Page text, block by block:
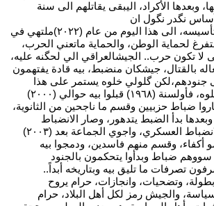
وبعدها الأكراد، اليبقى يقاتلهم الى سنة
الجيش العراقي من تأسيسه، الى هذا اليوم من عام (٢٠٢٢)ملتهي في
لحماية الوطن، والحماية ماتعني الحرب،
لا تكون حرب.. الجيشالعراقي الي لحگنه عليه،
بالقتال، جيشكان منضبط، بيه قادة يفتهمون
جنودهم،لكن گلولي خلوه يستمر على هذا
الديدان، لا طبعاً ما خلوه، فأولسنة (١٩٦٨) قبلوا بيه حوالي (٢٠٠٠)
ضباط حزبيين وقسم ما ناجحين من الثانوية،
بدأ الضبط يتدهور، وصار الانضباط
الحزبي علىحساب الانضباط العسكري، واجوي الجماعة بعد (٢٠٠٣)
أكفاء، وقسم منهم فاسدين، ودمجوا بيه
سووهم ضباط وبدأوا يتحكمون بالجنود
تصرفات ما تليق بيه وبتاريخه أبداً..
بطولة، وتضحيات، وانجازات، حرام يروح
والجيش رمز لكل أهل البلاد، حرام